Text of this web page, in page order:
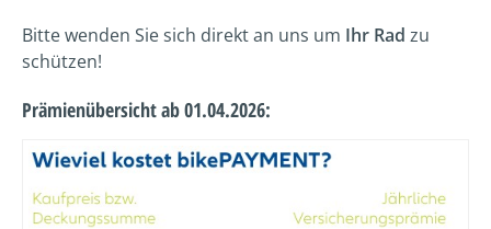
Bitte wenden Sie sich direkt an uns um Ihr Rad zu
schützen!
Prämienübersicht ab 01.04.2026: